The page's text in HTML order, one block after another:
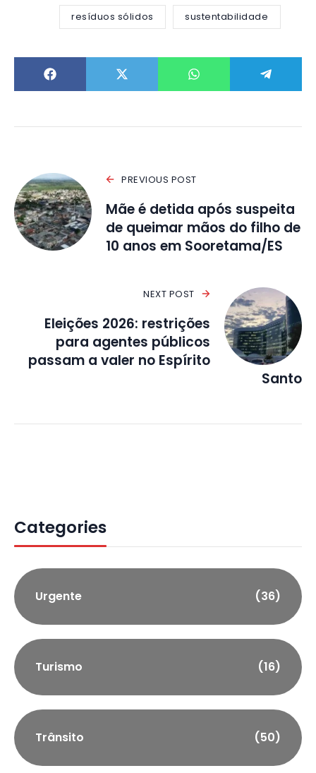
resíduos sólidos sustentabilidade
PREVIOUS POST
Mãe é detida após suspeita
de queimar mãos do filho de
10 anos em Sooretama/ES
NEXT POST
Eleições 2026: restrições
para agentes públicos
passam a valer no Espírito
Santo
Categories
Urgente (36)
Turismo (16)
Trânsito (50)